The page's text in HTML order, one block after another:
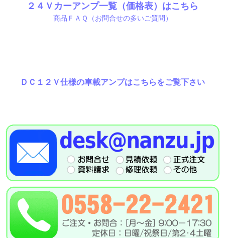
２４Ｖカーアンプ一覧（価格表）はこちら
商品ＦＡＱ（お問合せの多いご質問）
ＤＣ１２Ｖ仕様の車載アンプはこちらをご覧下さい